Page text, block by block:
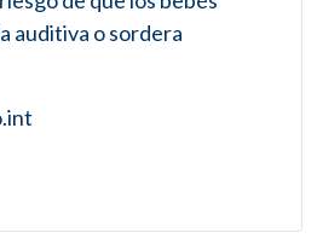
auditiva o sordera